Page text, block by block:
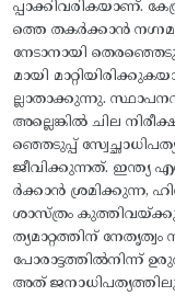
പ്പാക്കിവരികയാണ്.
ത്തെ തകർക്കാൻ
നേടാനായി
മായി
ല്ലാതാക്കുന്നു.
അല്ലെങ്കിൽ ചില
ഞ്ഞെടുപ്പ്
ജീവിക്കുന്നത്. ഇന്ത്യ
ർക്കാൻ ശ്രമിക്കുന്ന,
ശാസ്ത്രം
ത്യമാറ്റത്തിന്
പോരാട്ടത്തിൽനിന്ന്
അത്